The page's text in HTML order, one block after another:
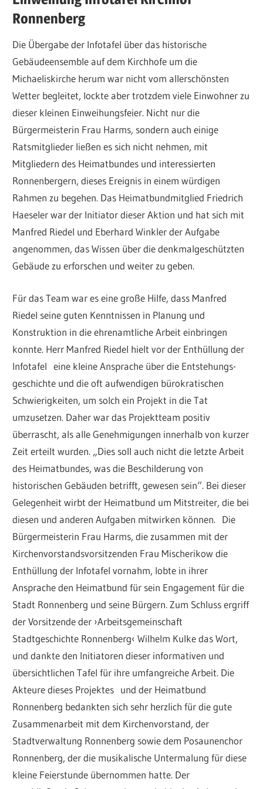
Ronnenberg
Die Übergabe der Infotafel über das historische
Gebäudeensemble auf dem Kirchhofe um die
Michaeliskirche herum war nicht vom allerschönsten
Wetter begleitet, lockte aber trotzdem viele Einwohner zu
dieser kleinen Einweihungsfeier. Nicht nur die
Bürgermeisterin Frau Harms, sondern auch einige
Ratsmitglieder ließen es sich nicht nehmen, mit
Mitgliedern des Heimatbundes und interessierten
Ronnenbergern, dieses Ereignis in einem würdigen
Rahmen zu begehen. Das Heimatbundmitglied Friedrich
Haeseler war der Initiator dieser Aktion und hat sich mit
Manfred Riedel und Eberhard Winkler der Aufgabe
angenommen, das Wissen über die denkmalgeschützten
Gebäude zu erforschen und weiter zu geben.
Für das Team war es eine große Hilfe, dass Manfred
Riedel seine guten Kenntnissen in Planung und
Konstruktion in die ehrenamtliche Arbeit einbringen
konnte. Herr Manfred Riedel hielt vor der Enthüllung der
Infotafel eine kleine Ansprache über die Entstehungs-
geschichte und die oft aufwendigen bürokratischen
Schwierigkeiten, um solch ein Projekt in die Tat
umzusetzen. Daher war das Projektteam positiv
überrascht, als alle Genehmigungen innerhalb von kurzer
Zeit erteilt wurden. „Dies soll auch nicht die letzte Arbeit
des Heimatbundes, was die Beschilderung von
historischen Gebäuden betrifft, gewesen sein“. Bei dieser
Gelegenheit wirbt der Heimatbund um Mitstreiter, die bei
diesen und anderen Aufgaben mitwirken können. Die
Bürgermeisterin Frau Harms, die zusammen mit der
Kirchenvorstandsvorsitzenden Frau Mischerikow die
Enthüllung der Infotafel vornahm, lobte in ihrer
Ansprache den Heimatbund für sein Engagement für die
Stadt Ronnenberg und seine Bürgern. Zum Schluss ergriff
der Vorsitzende der ›Arbeitsgemeinschaft
Stadtgeschichte Ronnenberg‹ Wilhelm Kulke das Wort,
und dankte den Initiatoren dieser informativen und
übersichtlichen Tafel für ihre umfangreiche Arbeit. Die
Akteure dieses Projektes und der Heimatbund
Ronnenberg bedankten sich sehr herzlich für die gute
Zusammenarbeit mit dem Kirchenvorstand, der
Stadtverwaltung Ronnenberg sowie dem Posaunenchor
Ronnenberg, der die musikalische Untermalung für diese
kleine Feierstunde übernommen hatte. Der